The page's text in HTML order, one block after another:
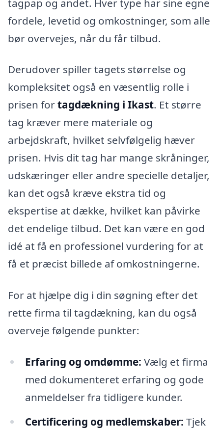
tagpap og andet. Hver type har sine egne
fordele, levetid og omkostninger, som alle
bør overvejes, når du får tilbud.
Derudover spiller tagets størrelse og
kompleksitet også en væsentlig rolle i
prisen fortagdækning i Ikast. Et større
tag kræver mere materiale og
arbejdskraft, hvilket selvfølgelig hæver
prisen. Hvis dit tag har mange skråninger,
udskæringer eller andre specielle detaljer,
kan det også kræve ekstra tid og
ekspertise at dække, hvilket kan påvirke
det endelige tilbud. Det kan være en god
idé at få en professionel vurdering for at
få et præcist billede af omkostningerne.
For at hjælpe dig i din søgning efter det
rette firma til tagdækning, kan du også
overveje følgende punkter:
Erfaring og omdømme: Vælg et firma
med dokumenteret erfaring og gode
anmeldelser fra tidligere kunder.
Certificering og medlemskaber: Tjek